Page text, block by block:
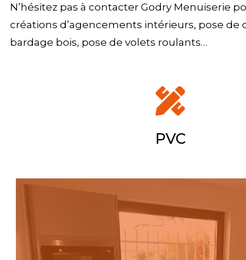
N’hésitez pas à contacter Godry Menuiserie
créations d’agencements intérieurs, pose
bardage bois, pose de volets roulants…
PVC